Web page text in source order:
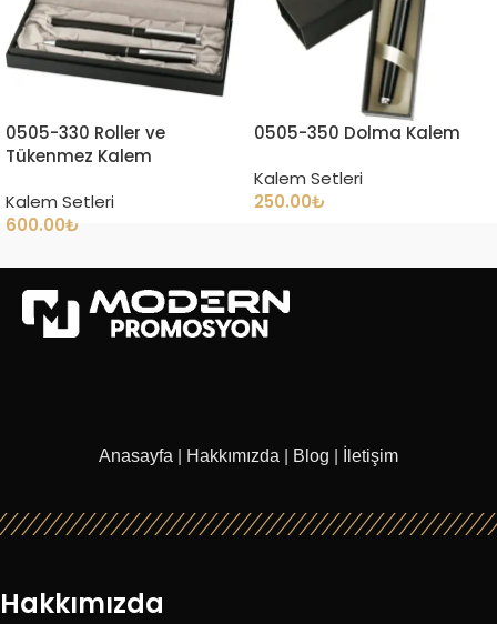
0505-330 Roller ve
Tükenmez Kalem
Kalem Setleri
600.00₺
0505-350 Dolma Kalem
Kalem Setleri
250.00₺
Anasayfa Hakkımızda Blog İletişim
Hakkımızda